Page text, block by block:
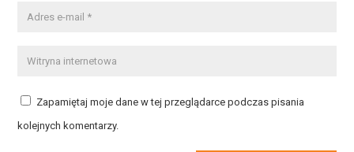
Zapamiętaj moje dane w tej przeglądarce podczas pisania
kolejnych komentarzy.